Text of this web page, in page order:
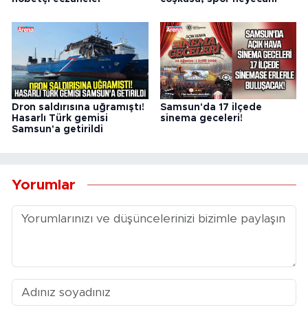
Dron saldırısına uğramıştı!
Hasarlı Türk gemisi
Samsun'a getirildi
Samsun'da 17 ilçede
sinema geceleri!
Yorumlar